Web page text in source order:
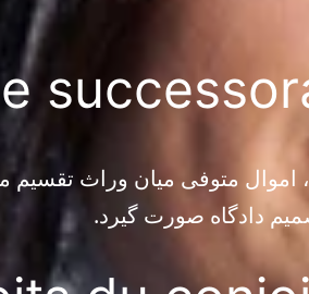
اموال متوفی میان وراث
دادگاه صورت گیرد.